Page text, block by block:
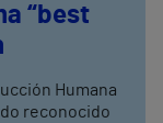
“best
Humana
reconocido